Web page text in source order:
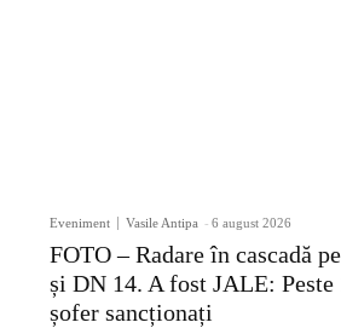
Eveniment Vasile Antipa - 6 august 2026
FOTO – Radare în cascadă
și DN 14. A fost JALE: Peste
șofer sancționați